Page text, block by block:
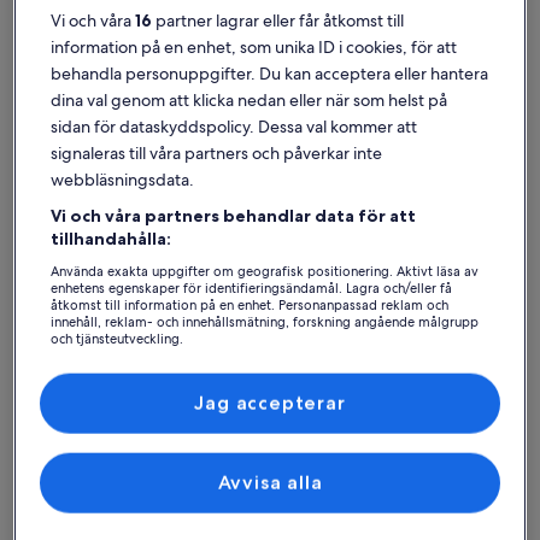
Castle Douglas Semesterboenden nära Mossyard Beach
Utforska vårt utbud av privata semesterboenden i närheten av
med din familj, dina vänner eller ditt husdjur kan våra
semesterboenden erbjuda alla bekvämligheter som behövs för att
du ska kunna ta det lugnt med personerna du gillar bäst, till
exempel wi-fi och tvättmaskin. Du kan hitta ett boende med allt som
behövs, inklusive alternativ som är tillgänglighetsanpassade eller
rökfria.
Hitta boenden i din stil
Sök bland hus Sök bland lägenheter sök efter
Vi och våra16 partner lagrar eller får åtkomst till
information på en enhet, som unika ID i cookies, för att
behandla personuppgifter. Du kan acceptera eller hantera
dina val genom att klicka nedan eller när som helst på
sidan för dataskyddspolicy. Dessa val kommer att
signaleras till våra partners och påverkar inte
webbläsningsdata.
Vi och våra partners behandlar data för att
tillhandahålla:
Använda exakta uppgifter om geografisk positionering. Aktivt läsa av
enhetens egenskaper för identifieringsändamål. Lagra och/eller få
åtkomst till information på en enhet. Personanpassad reklam och
innehåll, reklam- och innehållsmätning, forskning angående målgrupp
och tjänsteutveckling.
Avvisa alla
Jag accepterar